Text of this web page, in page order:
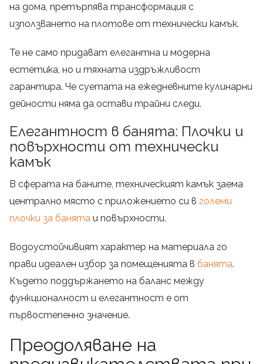
на дома, претърпява трансформация с
използването на плотове от технически камък.
Те не само придават елегантна и модерна
естетика, но и тяхната издръжливост
гарантира. Че суетата на ежедневните кулинарни
дейности няма да остави трайни следи.
Елегантност в банята: Плочки и
повърхности от технически
камък
В сферата на баните, техническият камък заема
централно място с приложението си в големи
плочки за банята и повърхности.
Водоустойчивият характер на материала го
прави идеален избор за помещенията в банята.
Където поддържането на баланс между
функционалност и елегантност е от
първостепенно значение.
Преодоляване на